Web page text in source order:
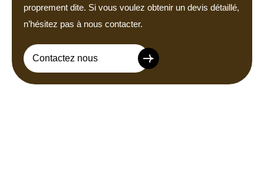
proprement dite. Si vous voulez obtenir un devis détaillé,
n’hésitez pas à nous contacter.
Contactez nous